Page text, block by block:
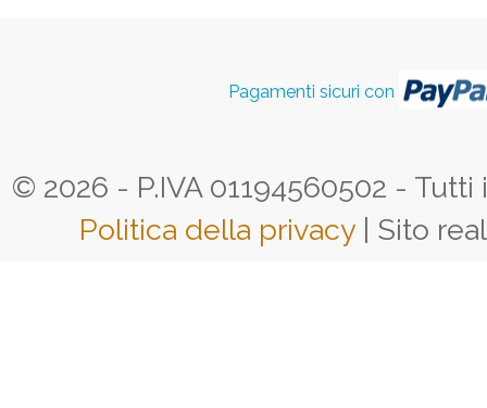
Pagamenti sicuri con
© 2026 - P.IVA 01194560502 -
Politica della privacy | Sito